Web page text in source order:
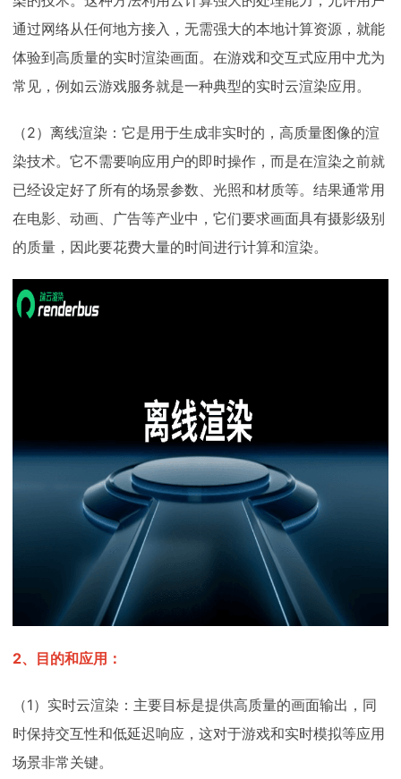
通过网络从任何地方接入，无需强大的本地计算资源，就能
体验到高质量的实时渲染画面。在游戏和交互式应用中尤为
常见，例如云游戏服务就是一种典型的实时云渲染应用。
（2）离线渲染：它是用于生成非实时的，高质量图像的渲
染技术。它不需要响应用户的即时操作，而是在渲染之前就
已经设定好了所有的场景参数、光照和材质等。结果通常用
在电影、动画、广告等产业中，它们要求画面具有摄影级别
的质量，因此要花费大量的时间进行计算和渲染。
2、目的和应用：
（1）实时云渲染：主要目标是提供高质量的画面输出，同
时保持交互性和低延迟响应，这对于游戏和实时模拟等应用
场景非常关键。